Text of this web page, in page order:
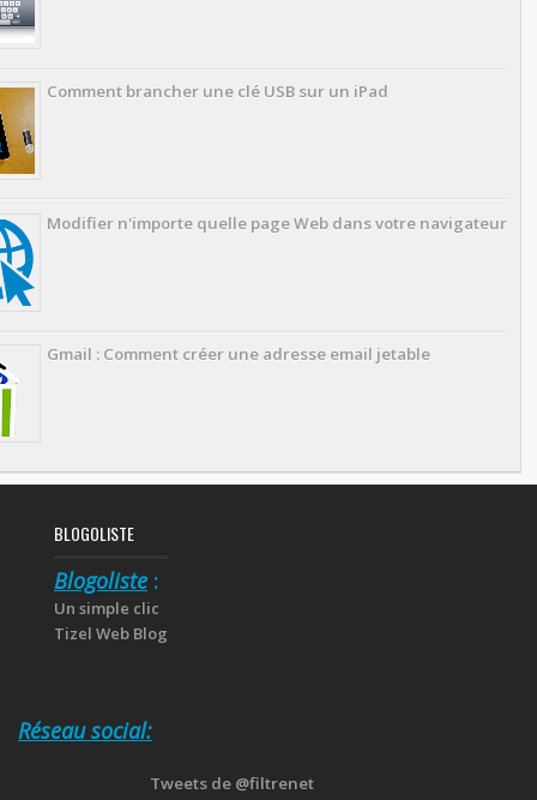
Comment brancher une clé USB sur un iPad
Modifier n'importe quelle page Web dans votre navigateur
Gmail : Comment créer une adresse email jetable
BLOGOLISTE
Blogoliste :
Un simple clic
Tizel Web Blog
Réseau social:
Tweets de @filtrenet